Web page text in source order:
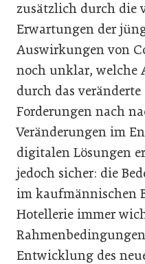
zusätzlich durch die
Erwartungen der
Auswirkungen von
noch unklar, welche
durch das
Forderungen nach
Veränderungen im
digitalen Lösungen
jedoch sicher: die
im kaufmännischen
Hotellerie immer
Entwicklung des